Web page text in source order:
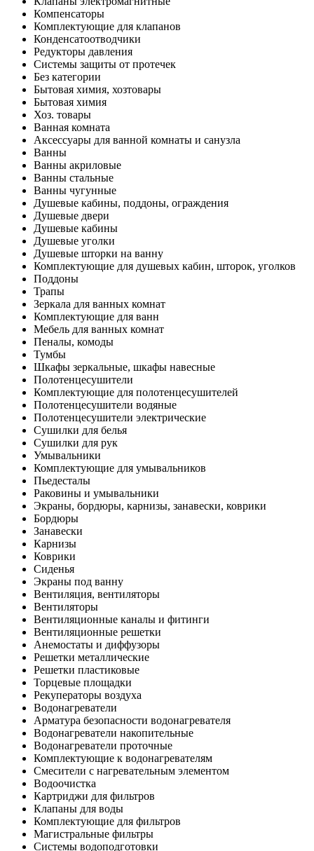
Компенсаторы
Комплектующие для клапанов
Конденсатоотводчики
Редукторы давления
Системы защиты от протечек
Без категории
Бытовая химия, хозтовары
Бытовая химия
Хоз. товары
Ванная комната
Аксессуары для ванной комнаты и санузла
Ванны
Ванны акриловые
Ванны стальные
Ванны чугунные
Душевые кабины, поддоны, ограждения
Душевые двери
Душевые кабины
Душевые уголки
Душевые шторки на ванну
Комплектующие для душевых кабин, шторок, уголков
Поддоны
Трапы
Зеркала для ванных комнат
Комплектующие для ванн
Мебель для ванных комнат
Пеналы, комоды
Тумбы
Шкафы зеркальные, шкафы навесные
Полотенцесушители
Комплектующие для полотенцесушителей
Полотенцесушители водяные
Полотенцесушители электрические
Сушилки для белья
Сушилки для рук
Умывальники
Комплектующие для умывальников
Пьедесталы
Раковины и умывальники
Экраны, бордюры, карнизы, занавески, коврики
Бордюры
Занавески
Карнизы
Коврики
Сиденья
Экраны под ванну
Вентиляция, вентиляторы
Вентиляторы
Вентиляционные каналы и фитинги
Вентиляционные решетки
Анемостаты и диффузоры
Решетки металлические
Решетки пластиковые
Торцевые площадки
Рекуператоры воздуха
Водонагреватели
Арматура безопасности водонагревателя
Водонагреватели накопительные
Водонагреватели проточные
Комплектующие к водонагревателям
Смесители с нагревательным элементом
Водоочистка
Картриджи для фильтров
Клапаны для воды
Комплектующие для фильтров
Магистральные фильтры
Системы водоподготовки